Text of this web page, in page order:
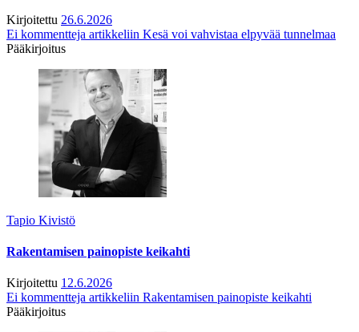
Kirjoitettu 26.6.2026
Ei kommentteja artikkeliin Kesä voi vahvistaa elpyvää tunnelmaa
Pääkirjoitus
Tapio Kivistö
Rakentamisen painopiste keikahti
Kirjoitettu 12.6.2026
Ei kommentteja artikkeliin Rakentamisen painopiste keikahti
Pääkirjoitus